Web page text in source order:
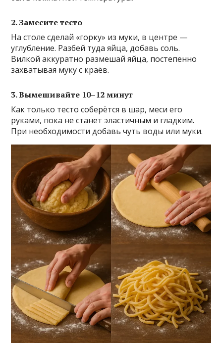
2. Замесите тесто
На столе сделай «горку» из муки, в центре —
углубление. Разбей туда яйца, добавь соль.
Вилкой аккуратно размешай яйца, постепенно
захватывая муку с краёв.
3. Вымешивайте 10–12 минут
Как только тесто соберётся в шар, меси его
руками, пока не станет эластичным и гладким.
При необходимости добавь чуть воды или муки.